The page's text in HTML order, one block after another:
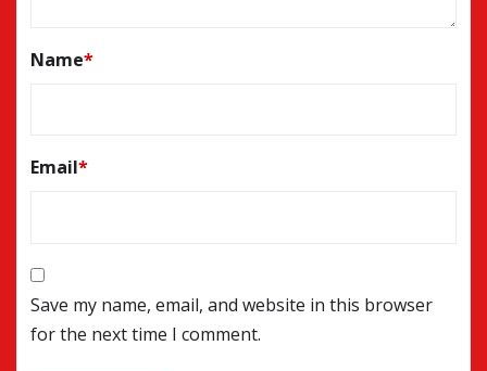
Name*
Email*
Save my name, email, and website in this browser
for the next time I comment.